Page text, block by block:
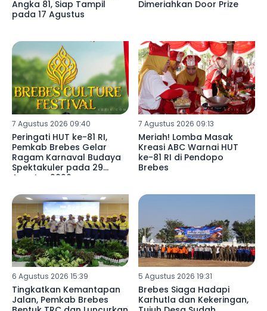
Angka 81, Siap Tampil
pada 17 Agustus
Dimeriahkan Door Prize
7 Agustus 2026 09:40
Peringati HUT ke-81 RI,
Pemkab Brebes Gelar
Ragam Karnaval Budaya
Spektakuler pada 29
Agustus 2026
7 Agustus 2026 09:13
Meriah! Lomba Masak
Kreasi ABC Warnai HUT
ke-81 RI di Pendopo
Brebes
6 Agustus 2026 15:39
Tingkatkan Kemantapan
Jalan, Pemkab Brebes
5 Agustus 2026 19:31
Brebes Siaga Hadapi
Karhutla dan Kekeringan,